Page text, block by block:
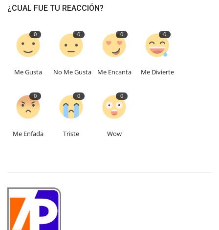
¿CUAL FUE TU REACCIÓN?
0
Me Gusta
0
No Me Gusta
0
Me Encanta
0
Me Divierte
0
Me Enfada
0
Triste
0
Wow